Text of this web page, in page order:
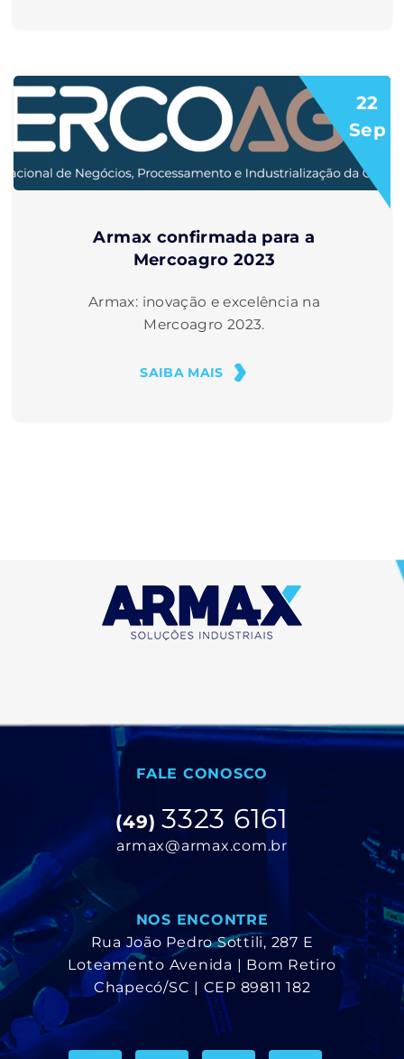
22
Sep
Armax confirmada para a
Mercoagro 2023
Armax: inovação e excelência na
Mercoagro 2023.
SAIBA MAIS
NOS ENCONTRE
Rua João Pedro Sottili, 287 E
Loteamento Avenida | Bom Retiro
Chapecó/SC | CEP 89811 182
FALE CONOSCO
(49) 3323 6161
armax@armax.com.br